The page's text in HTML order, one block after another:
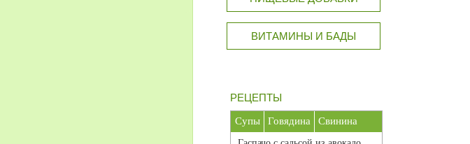
ВИТАМИНЫ И БАДЫ
РЕЦЕПТЫ
Супы Говядина Свинина